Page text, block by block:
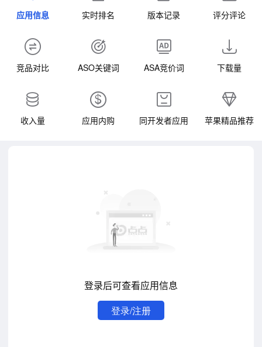
应用信息 实时排名 版本记录 评分评论
竞品对比 ASO关键词 ASA竞价词 下载量
收入量 应用内购 同开发者应用 苹果精品推荐
登录后可查看应用信息
登录/注册